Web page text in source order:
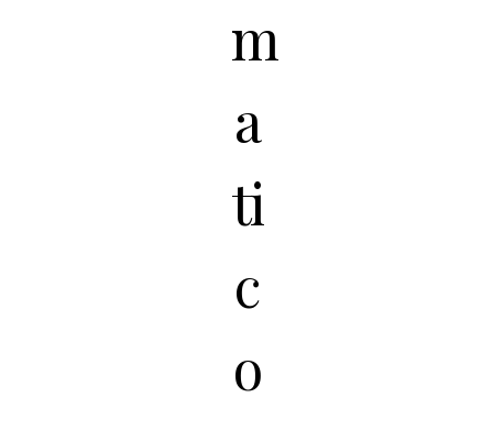
m
a
ti
c
o